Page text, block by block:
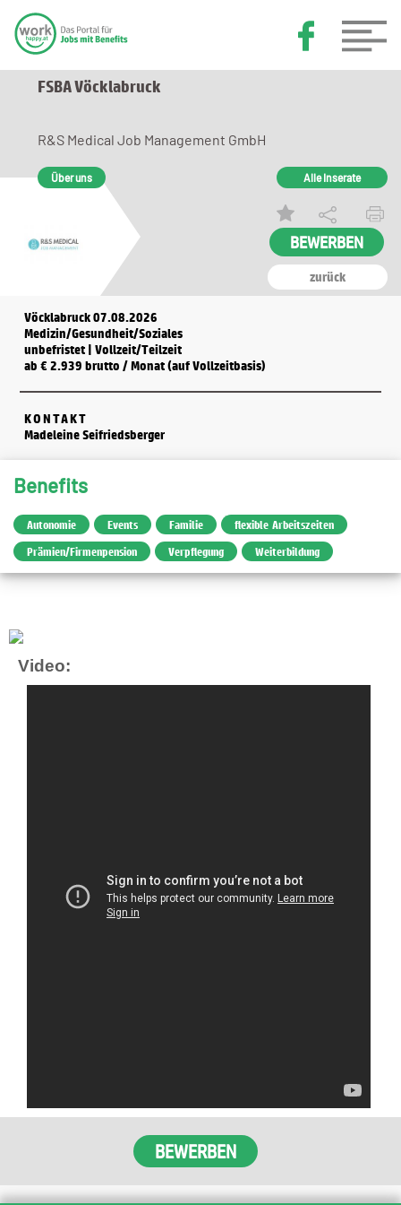
FSBA Vöcklabruck
zurück
R&S Medical Job Management GmbH
Über uns Alle Inserate
Vöcklabruck 07.08.2026
Medizin/Gesundheit/Soziales
unbefristet | Vollzeit/Teilzeit
ab € 2.939 brutto / Monat (auf Vollzeitbasis)
KONTAKT
Madeleine Seifriedsberger
Benefits
Autonomie Events Familie
flexible Arbeitszeiten
Prämien/Firmenpension
Verpflegung Weiterbildung
Video: